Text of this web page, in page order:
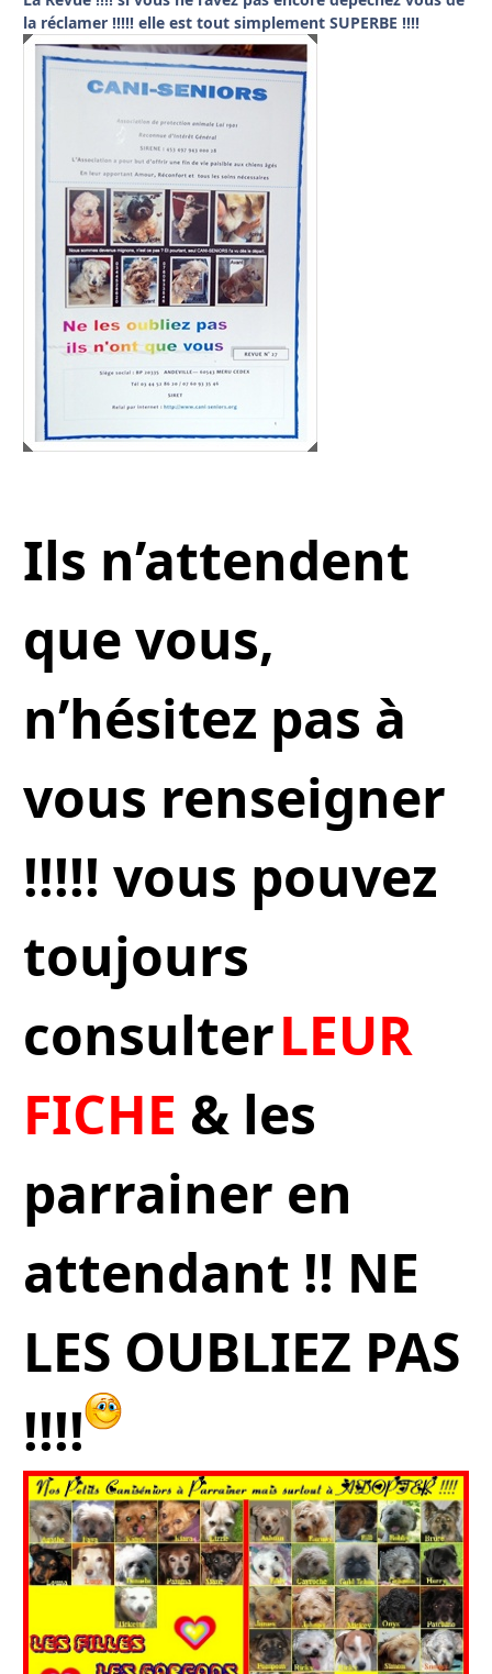
la réclamer !!!!! elle est tout simplement SUPERBE !!!!
Ils n’attendent
que vous,
n’hésitez pas à
vous renseigner
!!!!! vous pouvez
toujours
consulterLEUR
FICHE & les
parrainer en
attendant !! NE
LES OUBLIEZ PAS
!!!!